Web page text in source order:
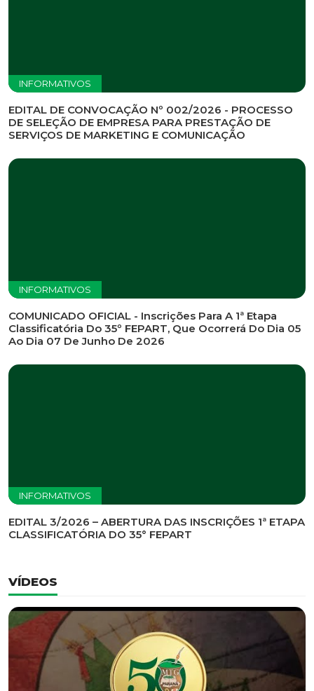
INFORMATIVOS
EDITAL DE CONVOCAÇÃO Nº 002/2026 - PROCESSO
DE SELEÇÃO DE EMPRESA PARA PRESTAÇÃO DE
SERVIÇOS DE MARKETING E COMUNICAÇÃO
INFORMATIVOS
COMUNICADO OFICIAL - Inscrições Para A 1ª Etapa
Classificatória Do 35º FEPART, Que Ocorrerá Do Dia 05
Ao Dia 07 De Junho De 2026
INFORMATIVOS
EDITAL 3/2026 – ABERTURA DAS INSCRIÇÕES 1ª ETAPA
CLASSIFICATÓRIA DO 35° FEPART
VÍDEOS